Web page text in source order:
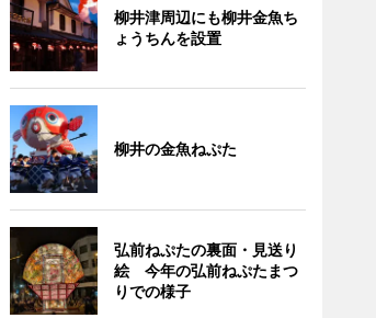
柳井津周辺にも柳井金魚ち
ょうちんを設置
柳井の金魚ねぷた
弘前ねぷたの裏面・見送り
絵 今年の弘前ねぷたまつ
りでの様子